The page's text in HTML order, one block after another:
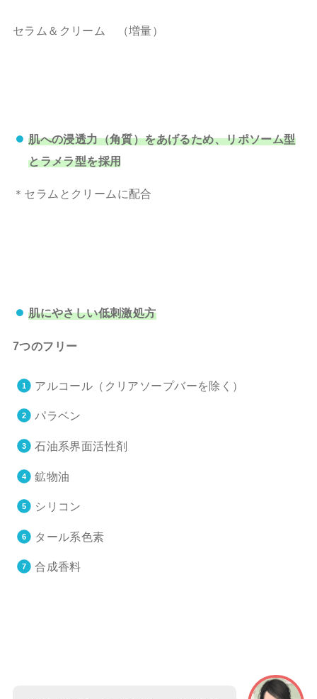
セラム＆クリーム （増量）
肌への浸透力（角質）をあげるため、リポソーム型
とラメラ型を採用
＊セラムとクリームに配合
肌にやさしい低刺激処方
7つのフリー
アルコール（クリアソープバーを除く）
パラベン
石油系界面活性剤
鉱物油
シリコン
タール系色素
合成香料